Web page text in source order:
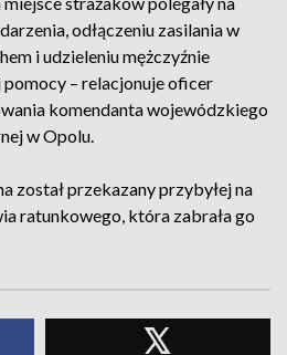
odłączeniu zasilania w
i udzieleniu mężczyźnie
– relacjonuje oficer
komendanta wojewódzkiego
w Opolu.
został przekazany przybyłej na
ratunkowego, która zabrała go